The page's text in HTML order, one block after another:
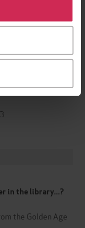
Du kan også
ved å klikke
in the library...?
the Golden Age